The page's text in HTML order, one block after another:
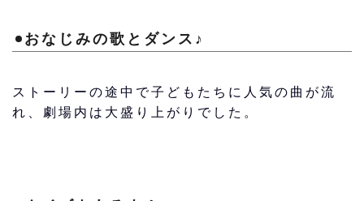
おなじみの歌とダンス♪
ストーリーの途中で子どもたちに人気の曲が流
れ、劇場内は大盛り上がりでした。